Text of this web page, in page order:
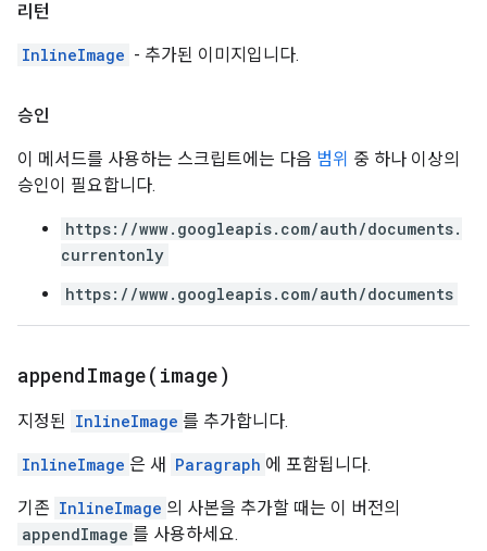
리턴
InlineImage - 추가된 이미지입니다.
승인
이 메서드를 사용하는 스크립트에는 다음 범위 중 하나 이상의
승인이 필요합니다.
https://www.googleapis.com/auth/documents.
currentonly
https://www.googleapis.com/auth/documents
appendImage( image)
지정된 InlineImage 를 추가합니다.
InlineImage 은 새 Paragraph 에 포함됩니다.
기존 InlineImage 의 사본을 추가할 때는 이 버전의
appendImage 를 사용하세요.